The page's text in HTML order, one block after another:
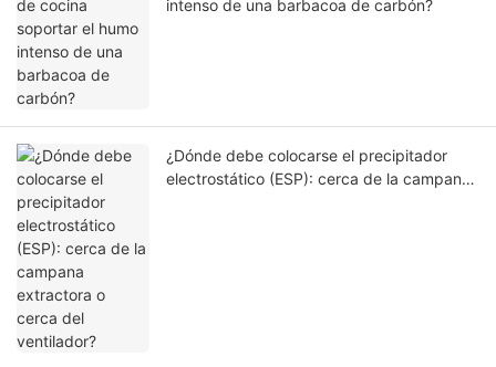
intenso de una barbacoa de carbón?
¿Dónde debe colocarse el precipitador
electrostático (ESP): cerca de la campana